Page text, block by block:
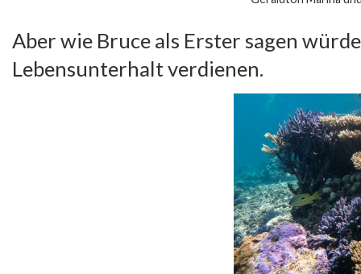
Aber wie Bruce als Erster sagen
Lebensunterhalt verdienen.